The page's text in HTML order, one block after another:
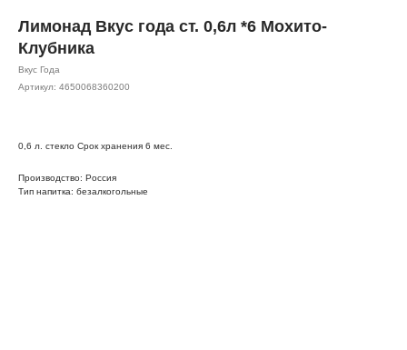
Лимонад Вкус года ст. 0,6л *6 Мохито-
Клубника
Вкус Года
Артикул: 4650068360200
0,6 л. стекло Срок хранения 6 мес.
Производство: Россия
Тип напитка: безалкогольные